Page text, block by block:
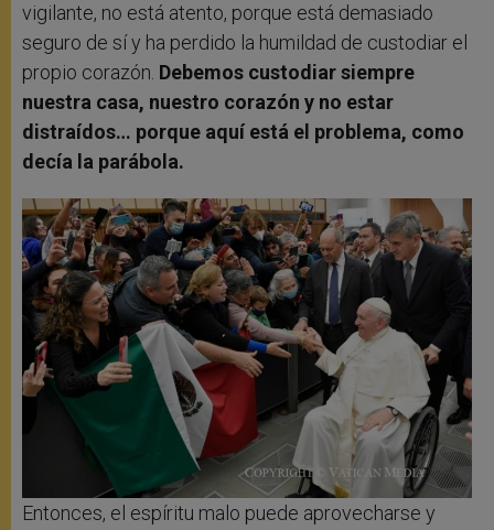
vigilante, no está atento, porque está demasiado
seguro de sí y ha perdido la humildad de custodiar el
propio corazón. Debemos custodiar siempre
nuestra casa, nuestro corazón y no estar
distraídos… porque aquí está el problema, como
decía la parábola.
Entonces, el espíritu malo puede aprovecharse y